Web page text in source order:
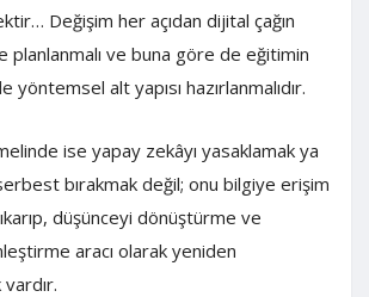
Değişim her açıdan dijital çağın
planlanmalı ve buna göre de eğitimin
yöntemsel alt yapısı hazırlanmalıdır.
ise yapay zekâyı yasaklamak ya
bırakmak değil; onu bilgiye erişim
düşünceyi dönüştürme ve
aracı olarak yeniden